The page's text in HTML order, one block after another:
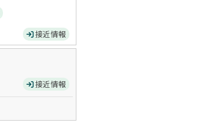
接近情報
接近情報